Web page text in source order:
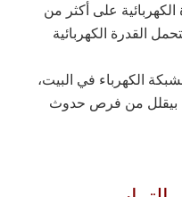
الكهربائية على أكثر من
القدرة الكهربائية
الكهرباء في البيت،
بيقلل من فرص حدوث